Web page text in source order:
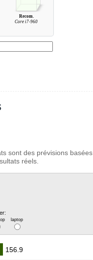
Recom.
Core i7-960
sont des prévisions basées
réels.
laptop
156.9